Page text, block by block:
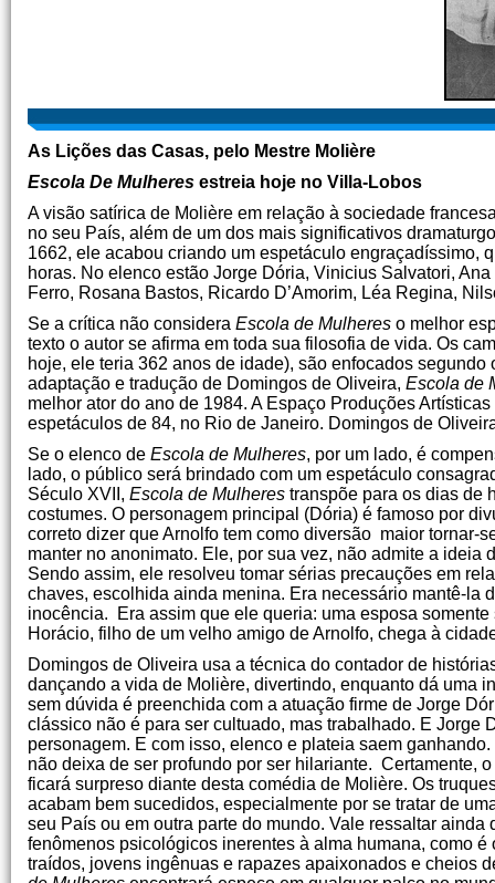
As Lições das Casas, pelo Mestre Molière
Escola De Mulheres estreia hoje no Villa-Lobos
A visão satírica de Molière em relação à sociedade
no seu País, além de um dos mais significativos
1662, ele acabou criando um espetáculo engraçadíssimo,
horas. No elenco estão Jorge Dória, Vinicius Salvatori,
Ferro, Rosana Bastos, Ricardo D’Amorim, Léa Regina,
Se a crítica não considera Escola de Mulheres o melhor
texto o autor se afirma em toda sua filosofia de vida. Os
hoje, ele teria 362 anos de idade), são enfocados
adaptação e tradução de Domingos de Oliveira, Escola de
melhor ator do ano de 1984. A Espaço Produções
espetáculos de 84, no Rio de Janeiro. Domingos de
Se o elenco de Escola de Mulheres, por um lado, é
lado, o público será brindado com um espetáculo
Século XVII, Escola de Mulheres transpõe para os dias de
costumes. O personagem principal (Dória) é famoso por
correto dizer que Arnolfo tem como diversão maior tornar-
manter no anonimato. Ele, por sua vez, não admite a
Sendo assim, ele resolveu tomar sérias precauções em
chaves, escolhida ainda menina. Era necessário mantê-la
inocência. Era assim que ele queria: uma esposa
Horácio, filho de um velho amigo de Arnolfo, chega à
Domingos de Oliveira usa a técnica do contador de
dançando a vida de Molière, divertindo, enquanto dá uma
sem dúvida é preenchida com a atuação firme de Jorge
clássico não é para ser cultuado, mas trabalhado. E Jorge
personagem. E com isso, elenco e plateia saem
não deixa de ser profundo por ser hilariante. Certamente,
ficará surpreso diante desta comédia de Molière. Os
acabam bem sucedidos, especialmente por se tratar de
seu País ou em outra parte do mundo. Vale ressaltar
fenômenos psicológicos inerentes à alma humana, como
traídos, jovens ingênuas e rapazes apaixonados e cheios